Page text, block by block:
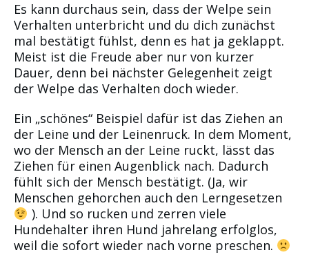
Es kann durchaus sein, dass der Welpe sein
Verhalten unterbricht und du dich zunächst
mal bestätigt fühlst, denn es hat ja geklappt.
Meist ist die Freude aber nur von kurzer
Dauer, denn bei nächster Gelegenheit zeigt
der Welpe das Verhalten doch wieder.
Ein „schönes“ Beispiel dafür ist das Ziehen an
der Leine und der Leinenruck. In dem Moment,
wo der Mensch an der Leine ruckt, lässt das
Ziehen für einen Augenblick nach. Dadurch
fühlt sich der Mensch bestätigt. (Ja, wir
Menschen gehorchen auch den Lerngesetzen
). Und so rucken und zerren viele
Hundehalter ihren Hund jahrelang erfolglos,
weil die sofort wieder nach vorne preschen.